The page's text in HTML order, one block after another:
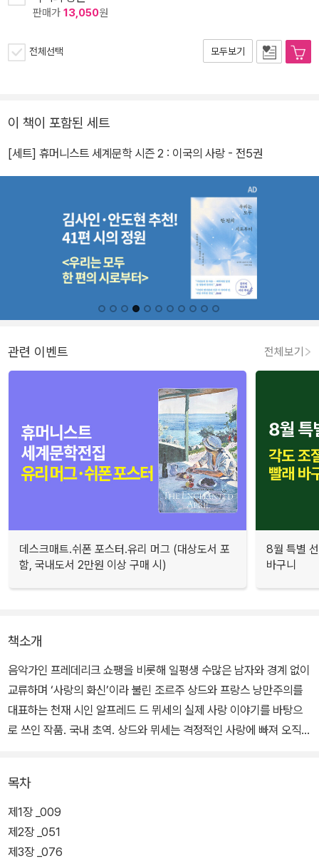
판매가 13,050원
전체선택 모두보기
이 책이 포함된 세트
[세트] 휴머니스트 세계문학 시즌 2 : 이국의 사랑 - 전5권
관련 이벤트 전체보기
데스크매트.쉬폰 포스터.유리 머그 (대상도서 포
함, 국내도서 2만원 이상 구매 시)
8월 특별
바구니
책소개
음악가인 프레데리크 쇼팽을 비롯해 일평생 수많은 남자와 경계 없이
교류하며 ‘사랑의 화신’이라 불린 조르주 상드와 프랑스 낭만주의를
대표하는 천재 시인 알프레드 드 뮈세의 실제 사랑 이야기를 바탕으
로 쓰인 작품. 국내 초역. 상드와 뮈세는 격정적인 사랑에 빠져 오직
사랑의 환희에 사로잡힌 두 주인공이 이탈리아로 여행을 떠나 주고받
는 황홀하고 우스꽝스럽고 집요한 대화 속에 그 모든 과정이 고스란
히 담겨 있다. 《그녀와 그》는 주인공들의 유명세에 힘입어 출간되자
마자 큰 성공을 거두었으며, 뮈세가 상드와의 이야기를 소재로 먼저
목차
제1장 _009
제2장 _051
제3장 _076